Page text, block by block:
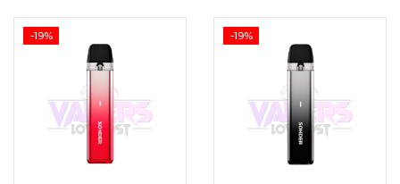
-19% -19%